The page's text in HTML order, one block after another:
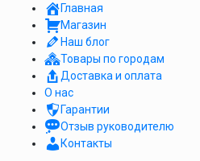
Главная
Магазин
Наш блог
Товары по городам
Доставка и оплата
О нас
Гарантии
Отзыв руководителю
Контакты